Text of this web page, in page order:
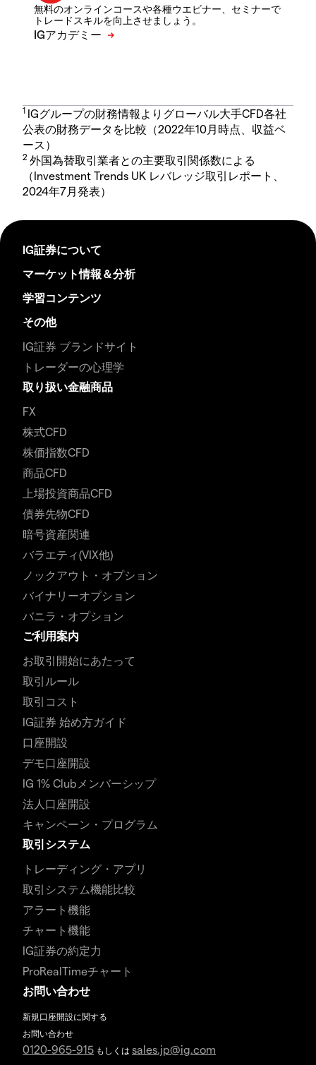
無料のオンラインコースや各種ウエビナー、セミナーで
トレードスキルを向上させましょう。
1 IGグループの財務情報よりグローバル大手CFD各社
公表の財務データを比較（2022年10月時点、収益ベ
ース）
2 外国為替取引業者との主要取引関係数による
（Investment Trends UK レバレッジ取引レポート、
2024年7月発表）
IG証券について
マーケット情報＆分析
学習コンテンツ
その他
IG証券 ブランドサイト
トレーダーの心理学
取り扱い金融商品
FX
株式CFD
株価指数CFD
商品CFD
上場投資商品CFD
債券先物CFD
暗号資産関連
バラエティ(VIX他)
ノックアウト・オプション
バイナリーオプション
バニラ・オプション
ご利用案内
お取引開始にあたって
取引ルール
取引コスト
IG証券 始め方ガイド
口座開設
デモ口座開設
IG 1% Clubメンバーシップ
法人口座開設
キャンペーン・プログラム
取引システム
トレーディング・アプリ
取引システム機能比較
アラート機能
チャート機能
IG証券の約定力
ProRealTimeチャート
お問い合わせ
新規口座開設に関する
お問い合わせ
0120-965-915 もしくは sales.jp@ig.com